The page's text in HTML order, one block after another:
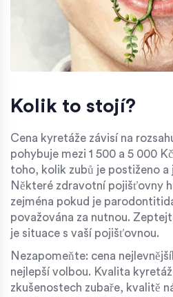
Kolik to stojí?
Cena kyretáže závisí na
pohybuje mezi 1 500 a 5 000
toho, kolik zubů je postiženo a
Některé zdravotní pojišťovny
zejména pokud je
považována za nutnou.
je situace s vaší pojišťovnou.
Nezapomeňte: cena
nejlepší volbou. Kvalita
zkušenostech zubaře, kvalitě